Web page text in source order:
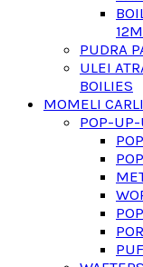
PUDRA
ULEI
BOILIES
MOMELI
POP-UP-